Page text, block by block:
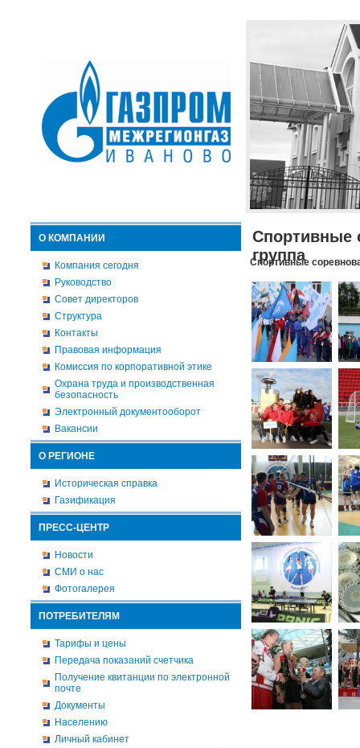
О КОМПАНИИ
Компания сегодня
Руководство
Совет директоров
Структура
Контакты
Правовая информация
Комиссия по корпоративной этике
Охрана труда и производственная
безопасность
Электронный документооборот
Вакансии
О РЕГИОНЕ
Историческая справка
Газификация
ПРЕСС-ЦЕНТР
Новости
СМИ о нас
Фотогалерея
ПОТРЕБИТЕЛЯМ
Тарифы и цены
Передача показаний счетчика
Получение квитанции по электронной
почте
Документы
Населению
Личный кабинет
Спортивные
группа
Спортивные